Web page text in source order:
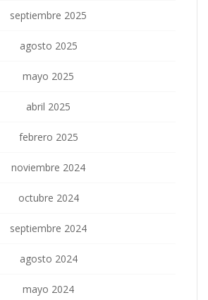
septiembre 2025
agosto 2025
mayo 2025
abril 2025
febrero 2025
noviembre 2024
octubre 2024
septiembre 2024
agosto 2024
mayo 2024